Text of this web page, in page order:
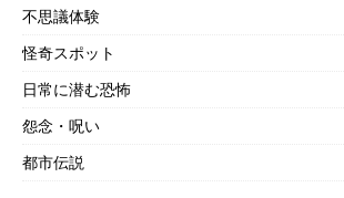
不思議体験
怪奇スポット
日常に潜む恐怖
怨念・呪い
都市伝説